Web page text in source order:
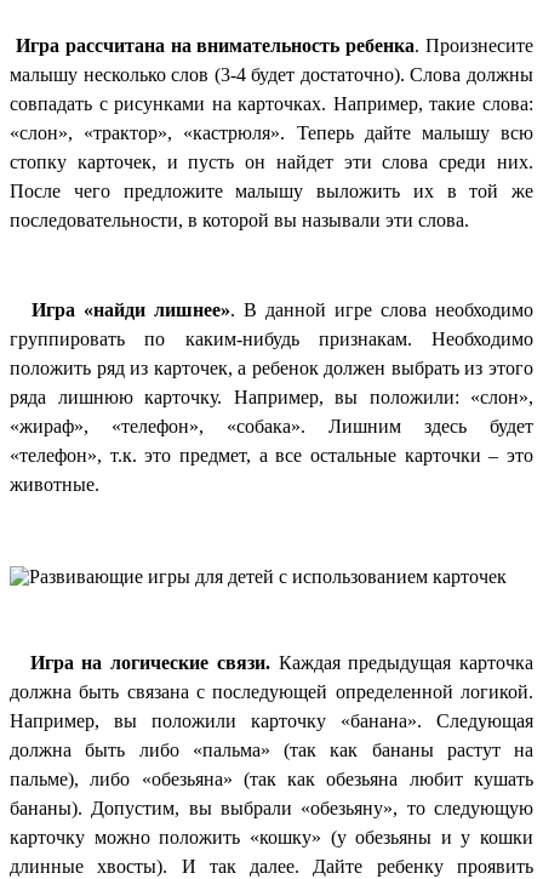
Игра рассчитана на внимательность ребенка. Произнесите
малышу несколько слов (3-4 будет достаточно). Слова должны
совпадать с рисунками на карточках. Например, такие слова:
«слон», «трактор», «кастрюля». Теперь дайте малышу всю
стопку карточек, и пусть он найдет эти слова среди них.
После чего предложите малышу выложить их в той же
последовательности, в которой вы называли эти слова.
Игра «найди лишнее». В данной игре слова необходимо
группировать по каким-нибудь признакам. Необходимо
положить ряд из карточек, а ребенок должен выбрать из этого
ряда лишнюю карточку. Например, вы положили: «слон»,
«жираф», «телефон», «собака». Лишним здесь будет
«телефон», т.к. это предмет, а все остальные карточки – это
животные.
Игра на логические связи.Каждая предыдущая карточка
должна быть связана с последующей определенной логикой.
Например, вы положили карточку «банана». Следующая
должна быть либо «пальма» (так как бананы растут на
пальме), либо «обезьяна» (так как обезьяна любит кушать
бананы). Допустим, вы выбрали «обезьяну», то следующую
карточку можно положить «кошку» (у обезьяны и у кошки
длинные хвосты). И так далее. Дайте ребенку проявить